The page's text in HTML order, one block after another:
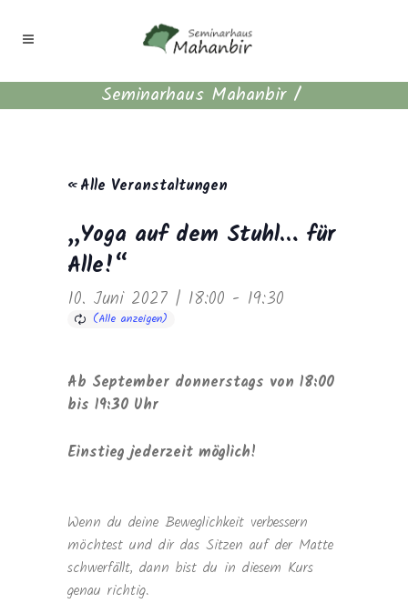
Seminarhaus Mahanbir/
« Alle Veranstaltungen
„Yoga auf dem Stuhl… für
Alle!“
10. Juni 2027 | 18:00 - 19:30
Ab September donnerstags von 18:00
bis 19:30 Uhr
Einstieg jederzeit möglich!
Wenn du deine Beweglichkeit verbessern
möchtest und dir das Sitzen auf der Matte
schwerfällt, dann bist du in diesem Kurs
genau richtig.